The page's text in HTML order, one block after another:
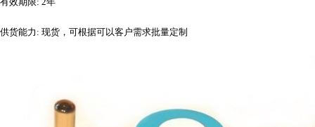
供货能力 : 现货，可根据可以客户需求批量定制